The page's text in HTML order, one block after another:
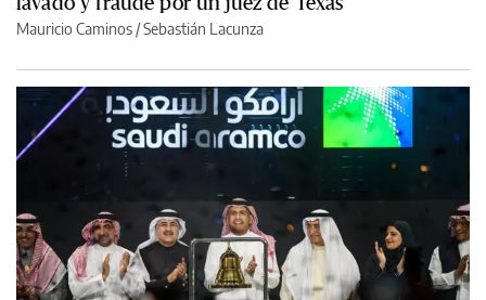
Mauricio Caminos /Sebastián Lacunza